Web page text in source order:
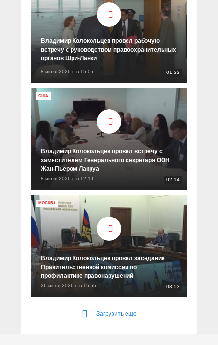
Владимир Колокольцев провел рабочую
встречу с руководством правоохранительных
органов Шри-Ланки
8 июля 2026 г. в 15:05 01:33
США
Владимир Колокольцев провел встречу с
заместителем Генерального секретаря ООН
Жан-Пьером Лакруа
8 июля 2026 г. в 12:10 02:14
МОСКВА
Владимир Колокольцев провел заседание
Правительственной комиссии по
профилактике правонарушений
26 июня 2026 г. в 15:55 03:53
Загрузить еще